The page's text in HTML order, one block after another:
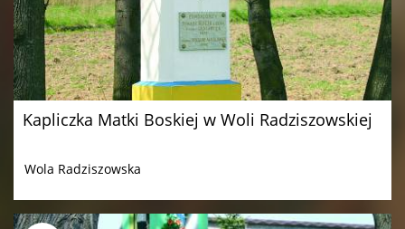
Kapliczka Matki Boskiej w Woli Radziszowskiej
Wola Radziszowska